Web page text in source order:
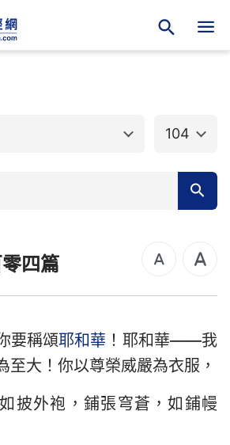
歷代志下
尼希米記
約伯記
104
四篇
要稱頌耶和華 ！耶和華——我
至大！你以尊榮威嚴為衣服，
披外袍，鋪張穹蒼，如鋪幔